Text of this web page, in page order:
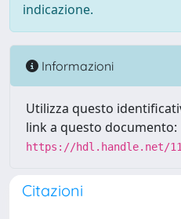
indicazione.
Informazioni
Utilizza questo
link a questo documento:
https://hdl.handle.net/
Citazioni